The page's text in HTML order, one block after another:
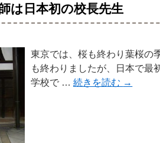
は日本初の校長先生
東京では、桜も終わり葉桜の
も終わりましたが、日本で最
学校で …続きを読む →